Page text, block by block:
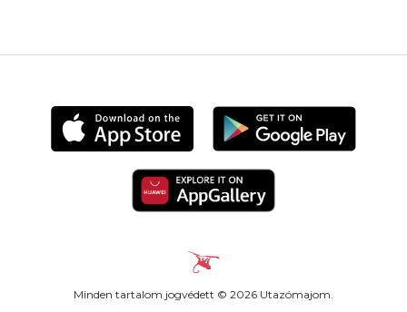
Minden tartalom jogvédett © 2026 Utazómajom.